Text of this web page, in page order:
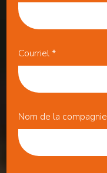
Courriel*
Nom de la compagnie